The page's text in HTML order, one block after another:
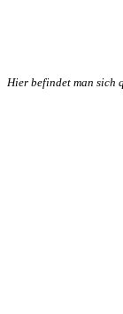
Hier befindet man sich